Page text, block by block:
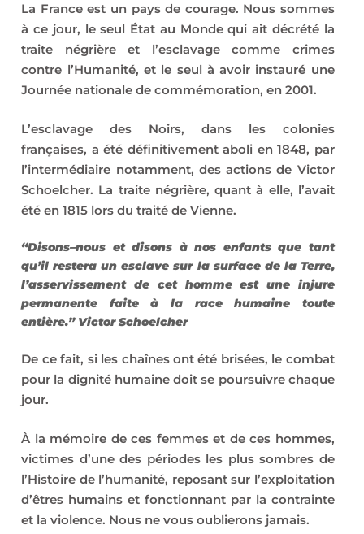
La France est un pays de courage. Nous sommes
à ce jour, le seul État au Monde qui ait décrété la
traite négrière et l’esclavage comme crimes
contre l’Humanité, et le seul à avoir instauré une
Journée nationale de commémoration, en 2001.
L’esclavage des Noirs, dans les colonies
françaises, a été définitivement aboli en 1848, par
l’intermédiaire notamment, des actions de Victor
Schoelcher. La traite négrière, quant à elle, l’avait
été en 1815 lors du traité de Vienne.
“Disons–nous et disons à nos enfants que tant
qu’il restera un esclave sur la surface de la Terre,
l’asservissement de cet homme est une injure
permanente faite à la race humaine toute
entière.” Victor Schoelcher
De ce fait, si les chaînes ont été brisées, le combat
pour la dignité humaine doit se poursuivre chaque
jour.
À la mémoire de ces femmes et de ces hommes,
victimes d’une des périodes les plus sombres de
l’Histoire de l’humanité, reposant sur l’exploitation
d’êtres humains et fonctionnant par la contrainte
et la violence. Nous ne vous oublierons jamais.